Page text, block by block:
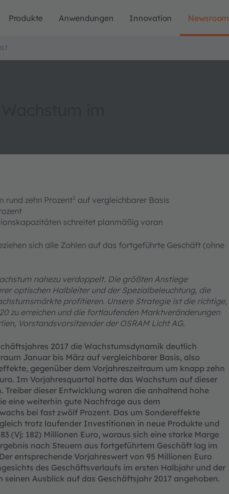
Produkte Anwendungen Innovation Newsroom
rund zehn Prozent1 auf vergleichbarer Basis
schreitet planmäßig voran
sich alle Zahlen auf das fortgeführte Geschäft (ohne
nahezu verdoppelt. Die größten Anstiege
optischen Halbleiter und der Spezialbeleuchtung, die
profitieren. Unsere Strategie ist die richtige,
zu erreichen und die fortlaufenden Marktveränderungen
Vorstandsvorsitzender der OSRAM Licht AG.
2017 die Wachstumsdynamik deutlich
Januar bis März auf vergleich­barer Basis, also
gegenüber dem Vorjahreszeitraum um knapp zehn
Im Vorjahresquartal hatte das Wachstum auf dieser
Treiber dieser Entwicklung waren die anhaltend hohe
eine weiterhin gute Nachfrage aus dem
bei fast zwölf Prozent. Das um Sondereffekte
trotz laufender Investitionen in neue Produkte und
(Vj: 182) Millionen Euro, woraus sich eine starke Marge
nach Steuern aus fort­geführtem Geschäft lag im
entsprechende Vorjahreswert von 95 Millionen Euro
des Geschäftsverlaufs im ersten Halbjahr und der
Ausblick auf das Geschäftsjahr 2017 angehoben.